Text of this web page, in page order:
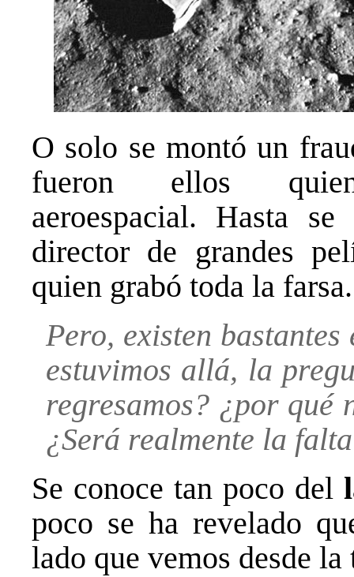
O solo se montó un
fueron ellos
aeroespacial. Hasta
director de grandes
quien grabó toda la farsa.
Pero, existen
estuvimos allá, la
regresamos? ¿por qué
¿Será realmente la
Se conoce tan poco del
poco se ha revelado
lado que vemos desde la